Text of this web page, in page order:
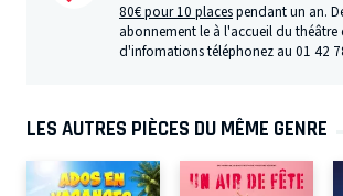
80€ pour 10 placespendant un an.
abonnement le à l'accueil du théâtre
d'infomations téléphonez au 01 42
LES AUTRES PIÈCES DU MÊME GENRE